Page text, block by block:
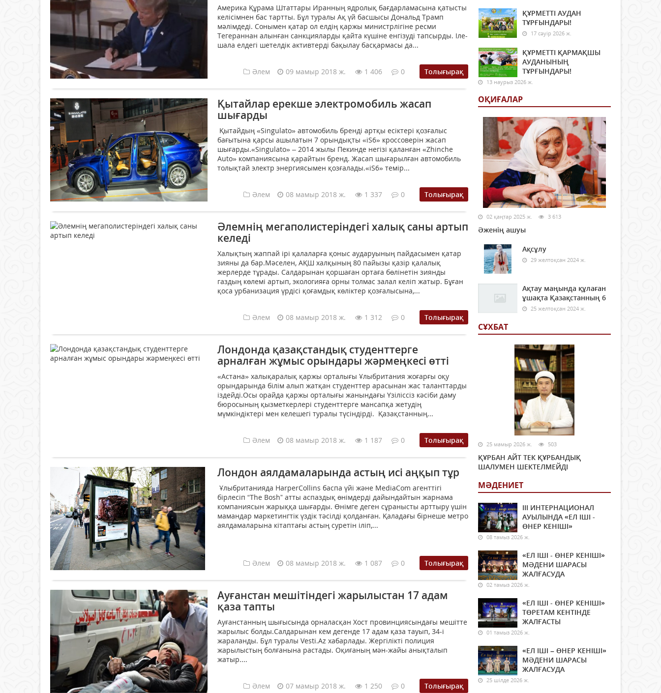
Америка Құрама Штаттары Иранның ядролық бағдарламасына қатысты
келісімнен бас тартты. Бұл туралы Ақ үй басшысы Дональд Трамп
мәлімдеді. Сонымен қатар ол елдің қаржы министрлігіне ресми
Тегераннан алынған санкцияларды қайта күшіне енгізуді тапсырды. Іле-
шала елдегі шетелдік активтерді бақылау басқармасы да...
Әлем 09 мамыр 2018 ж. 1 406 0 Толығырақ
Қытайлар ерекше электромобиль жасап
шығарды
Қытайдың «Singulato» автомобиль бренді артқы есіктері қозғалыс
бағытына қарсы ашылатын 7 орындықты «iS6» кроссоверін жасап
шығарды.«Singulato» – 2014 жылы Пекинде негізі қаланған «Zhinche
Auto» компаниясына қарайтын бренд. Жасап шығарылған автомобиль
толықтай электр энергиясымен қозғалады.«iS6» темір...
Әлем 08 мамыр 2018 ж. 1 337 0 Толығырақ
Әлемнің мегаполистеріндегі халық саны артып
келеді
Халықтың жаппай ірі қалаларға қоныс аударуының пайдасымен қатар
зияны да бар.Мәселен, АҚШ халқының 80 пайызы қазір қалалық
жерлерде тұрады. Салдарынан қоршаған ортаға бөлінетін зиянды
газдың көлемі артып, экологияға орны толмас залал келіп жатыр. Бұған
қоса урбанизация үрдісі қоғамдық көліктер қозғалысына,...
Әлем 08 мамыр 2018 ж. 1 312 0 Толығырақ
Лондонда қазақстандық студенттерге
арналған жұмыс орындары жәрмеңкесі өтті
«Астана» халықаралық қаржы орталығы Ұлыбритания жоғарғы оқу
орындарында білім алып жатқан студенттер арасынан жас таланттарды
іздейді.Осы орайда қаржы орталығы жанындағы Үзіліссіз кәсіби даму
бюросының қызметкерлері студенттерге мансапқа жетудің
мүмкіндіктері мен келешегі туралы түсіндірді. Қазақстанның...
Әлем 08 мамыр 2018 ж. 1 187 0 Толығырақ
Лондон аялдамаларында астың исі аңқып тұр
Ұлыбританияда HarperCollins баспа үйі және MediaCom агенттігі
бірлесіп “The Bosh” атты аспаздық өнімдерді дайындайтын жарнама
компаниясын жарыққа шығарды. Өнімге деген сұранысты арттыру үшін
мамандар маркетингтік үздік тәсілді қолданған. Қаладағы бірнеше метро
аялдамаларына кітаптағы астың суретін іліп,...
Әлем 08 мамыр 2018 ж. 1 087 0 Толығырақ
Ауғанстан мешітіндегі жарылыстан 17 адам
қаза тапты
Ауғанстанның шығысында орналасқан Хост провинциясындағы мешітте
жарылыс болды.Салдарынан кем дегенде 17 адам қаза тауып, 34-і
жараланды. Бұл туралы Vesti.Az хабарлады. Жергілікті полиция
жарылыстың болғанына растады. Оқиғаның мән-жайы анықталып
жатыр....
Әлем 07 мамыр 2018 ж. 1 250 0 Толығырақ
ҚҰРМЕТТІ АУДАН
ТҰРҒЫНДАРЫ!
17 сәуір 2026 ж.
ҚҰРМЕТТІ ҚАРМАҚШЫ
АУДАНЫНЫҢ
ТҰРҒЫНДАРЫ!
13 наурыз 2026 ж.
ОҚИҒАЛАР
02 қаңтар 2025 ж. 3 613
Әженің ашуы
Ақсұлу
29 желтоқсан 2024 ж.
Ақтау маңында құлаған
ұшақта Қазақстанның 6
25 желтоқсан 2024 ж.
СҰХБАТ
25 мамыр 2026 ж. 503
ҚҰРБАН АЙТ ТЕК ҚҰРБАНДЫҚ
ШАЛУМЕН ШЕКТЕЛМЕЙДІ
МӘДЕНИЕТ
ІІІ ИНТЕРНАЦИОНАЛ
АУЫЛЫНДА «ЕЛ ІШІ -
ӨНЕР КЕНІШІ»
08 тамыз 2026 ж.
«ЕЛ ІШІ - ӨНЕР КЕНІШІ»
МӘДЕНИ ШАРАСЫ
ЖАЛҒАСУДА
02 тамыз 2026 ж.
«ЕЛ ІШІ - ӨНЕР КЕНІШІ»
ТӨРЕТАМ КЕНТІНДЕ
ЖАЛҒАСТЫ
01 тамыз 2026 ж.
«ЕЛ ІШІ – ӨНЕР КЕНІШІ»
МӘДЕНИ ШАРАСЫ
ЖАЛҒАСУДА
25 шілде 2026 ж.